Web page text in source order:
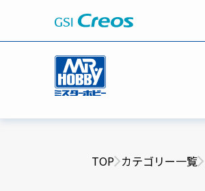
TOP カテゴリー一覧